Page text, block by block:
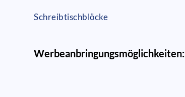
Schreibtischblöcke
Werbeanbringungsmöglichkeiten: